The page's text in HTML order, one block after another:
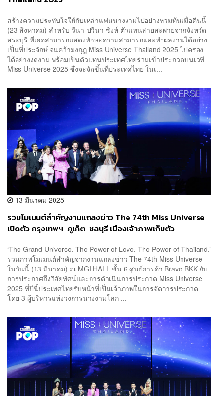
สร้างความประทับใจให้กับเหล่าแฟนนางงามไปอย่างท่วมท้นเมื่อคืนนี้
(23 สิงหาคม) สำหรับ วีนา-ปวีนา ซิงห์ ตัวแทนสายสะพายจากจังหวัด
สระบุรี ที่เธอสามารถแสดงทักษะความสามารถและทำผลงานได้อย่าง
เป็นที่ประจักษ์ จนคว้ามงกุฎ Miss Universe Thailand 2025 ไปครอง
ได้อย่างงดงาม พร้อมเป็นตัวแทนประเทศไทยร่วมเข้าประกวดบนเวที
Miss Universe 2025 ซึ่งจะจัดขึ้นที่ประเทศไทย ในเ...
13 มีนาคม 2025
รวมโมเมนต์สำคัญงานแถลงข่าว The 74th Miss Universe
เปิดตัว กรุงเทพฯ-ภูเก็ต-ชลบุรี เมืองเจ้าภาพเก็บตัว
‘The Grand Universe. The Power of Love. The Power of Thailand.’
รวมภาพโมเมนต์สำคัญจากงานแถลงข่าว The 74th Miss Universe
ในวันนี้ (13 มีนาคม) ณ MGI HALL ชั้น 6 ศูนย์การค้า Bravo BKK กับ
การประกาศถึงวิสัยทัศน์และการดำเนินการประกวด Miss Universe
2025 ที่ปีนี้ประเทศไทยรับหน้าที่เป็นเจ้าภาพในการจัดการประกวด
โดย 3 ผู้บริหารแห่งวงการนางงามโลก ...